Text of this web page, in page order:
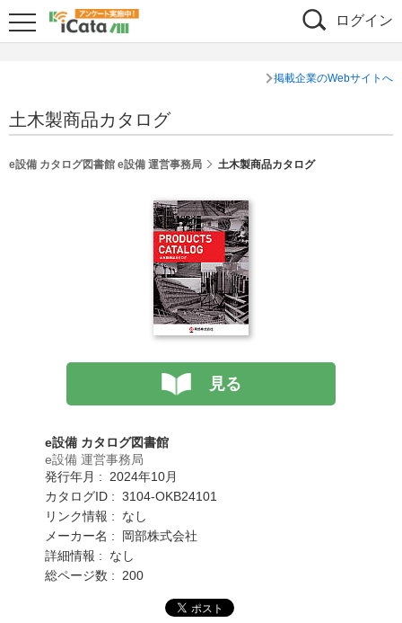
ログイン
掲載企業のWebサイトへ
土木製商品カタログ
e設備 カタログ図書館 e設備 運営事務局 土木製商品カタログ
見る
e設備 カタログ図書館
e設備 運営事務局
発行年月 : 2024年10月
カタログID : 3104-OKB24101
リンク情報 : なし
メーカー名 : 岡部株式会社
詳細情報 : なし
総ページ数 : 200